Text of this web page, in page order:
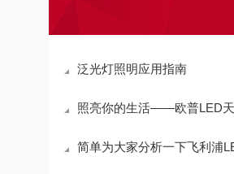
泛光灯照明应用指南
照亮你的生活——欧普LED天棚灯的
简单为大家分析一下飞利浦LED防爆灯的